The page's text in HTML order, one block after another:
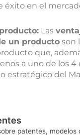
éxito en el
Las
un producto son
que,
a uno de los
estratégico del
patentes, modelos